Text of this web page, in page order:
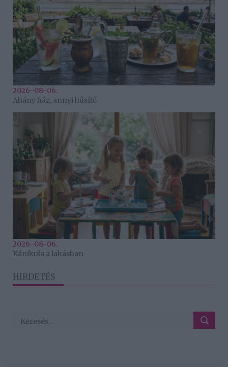
2026-08-06.
Ahány ház, annyi hűsítő
2026-08-06.
Kánikula a lakásban
HIRDETÉS